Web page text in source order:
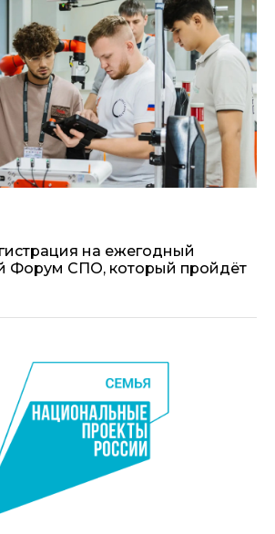
на ежегодный
Форум СПО, который пройдёт